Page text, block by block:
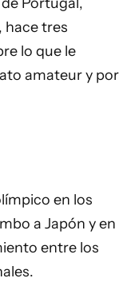
hace tres
lo que le
amateur y por
en los
a Japón y en
entre los